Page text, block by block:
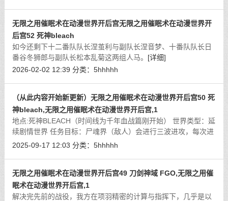
无限之用催眠术在动漫世界开后宫无限之用催眠术在动漫世界开
后宫52 死神bleach
如今还剩下十二番队队长涅茧利与副队长涅音梦、十番队队长日
番谷冬狮郎与副队长松本乱菊这两组人马。 [详细]
2026-02-02 12:39 分类： 5hhhhh
（从此内容开始新更新）无限之用催眠术在动漫世界开后宫50 死
神bleach,无限之用催眠术在动漫世界开后宫,1
地点:死神BLEACH（时间线为千年血战篇刚开始） 世界类型：延
续剧情世界 任务目标：尸魂界（敌人）会进行三波进攻，每次进
攻间隔24小时，防御虚圈
[详细]
2025-09-17 12:03 分类： 5hhhhh
无限之用催眠术在动漫世界开后宫49 刀剑神域 FGO,无限之用催
眠术在动漫世界开后宫,1
解决完先前的战役，我方在项羽精密的计算与指挥下，几乎是以